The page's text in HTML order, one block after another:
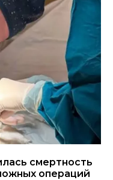
смертность
операций